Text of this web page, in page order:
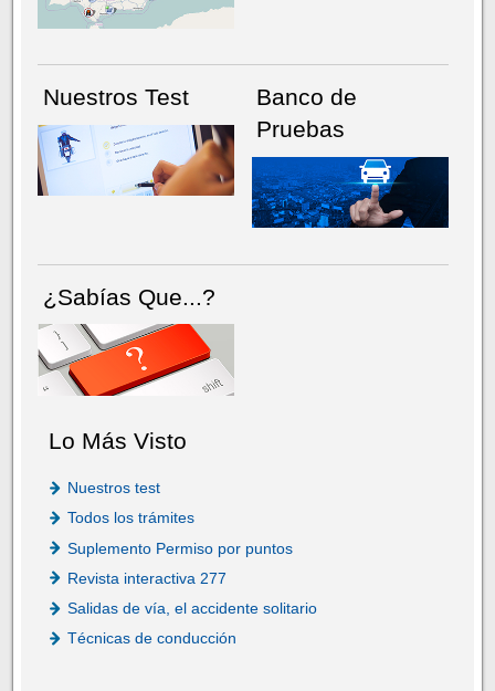
Nuestros Test
Banco de
Pruebas
¿Sabías Que...?
Lo Más Visto
Nuestros test
Todos los trámites
Suplemento Permiso por puntos
Revista interactiva 277
Salidas de vía, el accidente solitario
Técnicas de conducción